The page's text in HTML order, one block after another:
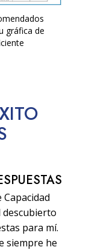
gráfica de
Capacidad
para mí.
siempre he